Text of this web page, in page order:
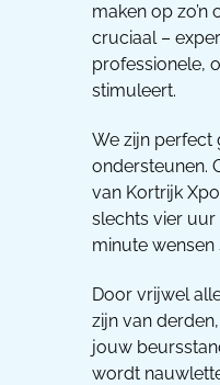
maken op
cruciaal –
professionele,
stimuleert.
We zijn perfect
ondersteunen.
van Kortrijk
slechts vier
minute wensen
Door vrijwel
zijn van
jouw
wordt